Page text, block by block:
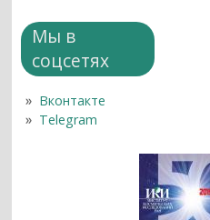
Мы в
соцсетях
Вконтакте
Telegram